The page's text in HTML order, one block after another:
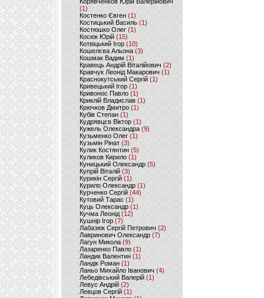
(1)
Костенко Євген (1)
Костицький Василь (1)
Костюшко Олег (1)
Косюк Юрій (15)
Котвіцький Ігор (10)
Кошелєва Альона(3)
Кошмак Вадим (1)
Кравець Андрій Віталійович (2)
Кравчук Леонід Макарович (1)
Краснокутський Сергій (1)
Кривецький Ігор (1)
Кривонос Павло (1)
Криклій Владислав (1)
Крючков Дмитро(1)
Кубів Степан(1)
Кудрявцєв Віктор (1)
Кужель Олександра (9)
Кузьменко Олег (1)
Кузьмін Рінат(3)
Кулик Костянтин(5)
Куликов Кирило (1)
Куницький Олександр (5)
Купрій Віталій (3)
Курикін Сергій(1)
Курило Олександр (1)
Курченко Сергій (44)
Кутовий Тарас (1)
Куць Олександр (1)
Кучма Леонід (12)
Кушнір Ігор(7)
Лабазюк Сергій Петрович (2)
Лавринович Олександр(7)
Лагун Микола(9)
Лазаренко Павло (1)
Ландик Валентин (1)
Ландік Роман (1)
Ланьо Михайло Іванович(4)
Лебедівський Валерій(1)
Левус Андрій(2)
Левцов Сергій (1)